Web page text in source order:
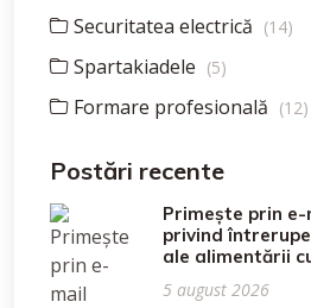
Securitatea electrică (14)
Spartakiadele (5)
Formare profesională (12)
Postări recente
Primește prin
privind
ale alimentării
5 august 2026